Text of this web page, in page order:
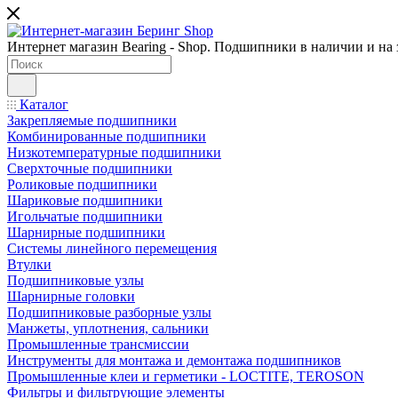
Интернет магазин Bearing - Shop. Подшипники в наличии и на
Каталог
Закрепляемые подшипники
Комбинированные подшипники
Низкотемпературные подшипники
Сверхточные подшипники
Роликовые подшипники
Шариковые подшипники
Игольчатые подшипники
Шарнирные подшипники
Системы линейного перемещения
Втулки
Подшипниковые узлы
Шарнирные головки
Подшипниковые разборные узлы
Манжеты, уплотнения, сальники
Промышленные трансмиссии
Инструменты для монтажа и демонтажа подшипников
Промышленные клеи и герметики - LOCTITE, TEROSON
Фильтры и фильтрующие элементы